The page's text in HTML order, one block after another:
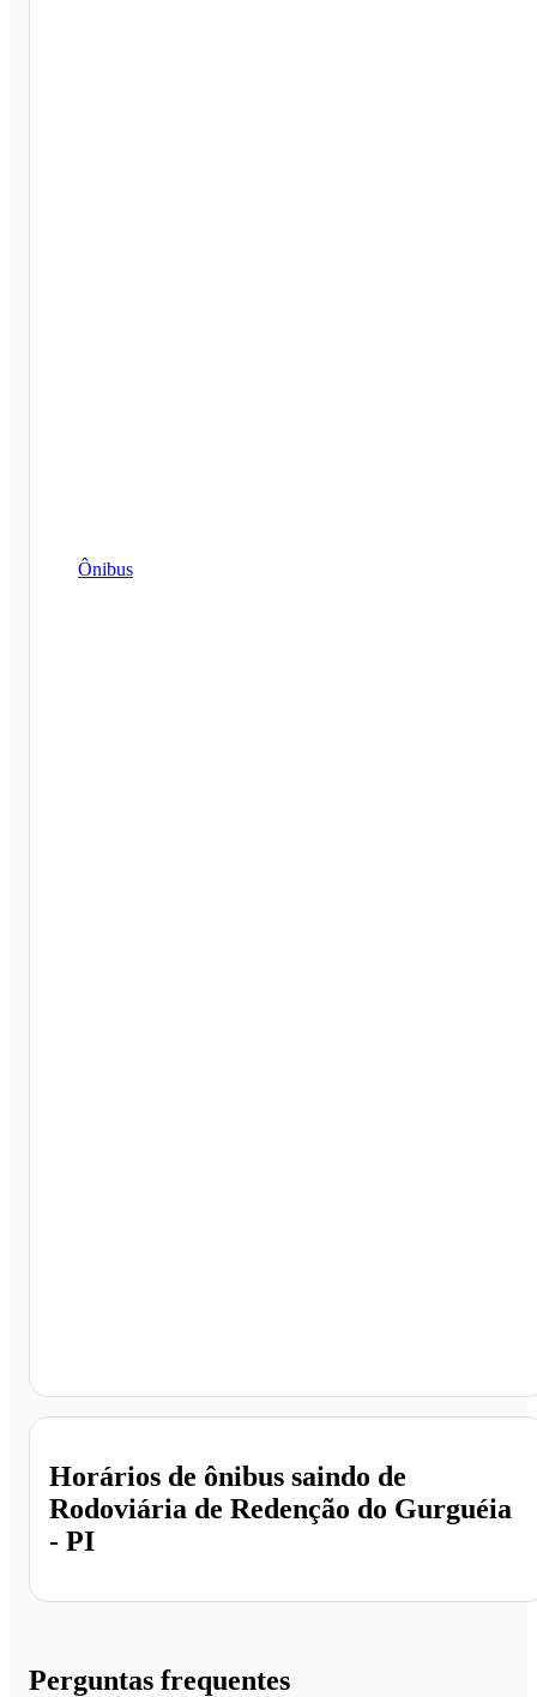
Ônibus
Horários de ônibus saindo de
Rodoviária de Redenção do Gurguéia
- PI
Perguntas frequentes